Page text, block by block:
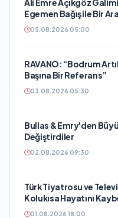
Egemen Bağış ile Bir
05.08.2026 05:00
RAVANO: “Bodrum
Başına Bir Referans”
03.08.2026 05:30
Bullas & Emry'den
Değiştirdiler
02.08.2026 09:30
Türk Tiyatrosu ve
Kolukısa Hayatını
01.08.2026 18:00